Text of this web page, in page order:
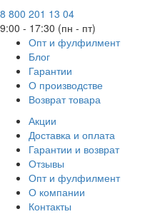
8 800 201 13 04
9:00 - 17:30 (пн - пт)
Опт и фулфилмент
Блог
Гарантии
О производстве
Возврат товара
Акции
Доставка и оплата
Гарантии и возврат
Отзывы
Опт и фулфилмент
О компании
Контакты